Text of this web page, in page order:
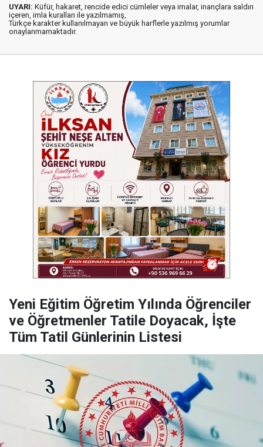
UYARI: Küfür, hakaret, rencide edici cümleler veya imalar, inançlara saldırı
içeren, imla kuralları ile yazılmamış,
Türkçe karakter kullanılmayan ve büyük harflerle yazılmış yorumlar
onaylanmamaktadır.
Yeni Eğitim Öğretim Yılında Öğrenciler
ve Öğretmenler Tatile Doyacak, İşte
Tüm Tatil Günlerinin Listesi